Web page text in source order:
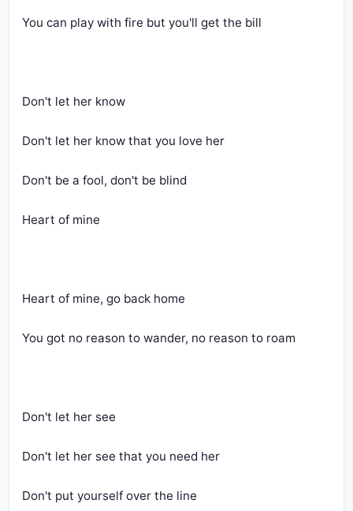
You can play with fire but you'll get the bill
Don't let her know
Don't let her know that you love her
Don't be a fool, don't be blind
Heart of mine
Heart of mine, go back home
You got no reason to wander, no reason to roam
Don't let her see
Don't let her see that you need her
Don't put yourself over the line